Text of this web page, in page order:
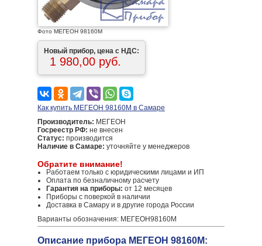
Фото МЕГЕОН 98160М
Новый прибор, цена с НДС:
1 980,00 руб.
Как купить МЕГЕОН 98160М в Самаре
Производитель: МЕГЕОН
Госреестр РФ: не внесен
Статус: производится
Наличие в Самаре: уточняйте у менеджеров
Обратите внимание!
Работаем только с юридическими лицами и ИП
Оплата по безналичному расчету
Гарантия на приборы: от 12 месяцев
Приборы с поверкой в наличии
Доставка в Самару и в другие города России
Варианты обозначения: МЕГЕОН98160М
Описание прибора МЕГЕОН 98160М: